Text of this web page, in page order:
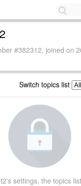
#382312, joined on
Switch topics list
settings, the topics